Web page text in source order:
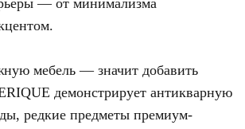
— от минимализма
мебель — значит добавить
демонстрирует антикварную
редкие предметы премиум-